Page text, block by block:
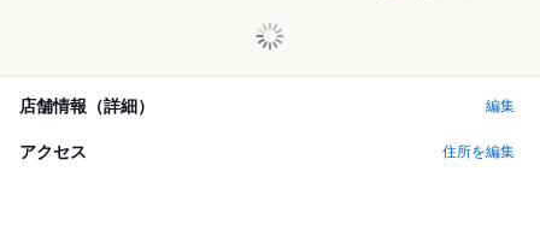
店舗情報（詳細） 編集
アクセス 住所を編集